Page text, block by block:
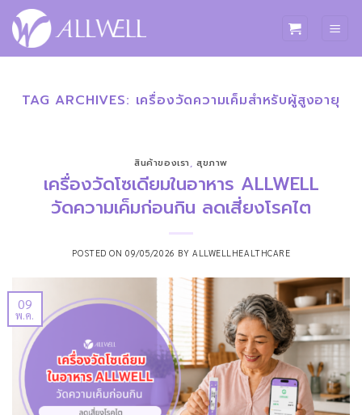
ข้าม
ไป
TAG ARCHIVES: เครื่องวัดความเค็มสำหรับผู้สูงอายุ
สินค้าของเรา, สุขภาพ
เครื่องวัดโซเดียมในอาหาร ALLWELL
วัดความเค็มก่อนกิน ลดเสี่ยงโรคไต
POSTED ON09/05/2026 BY ALLWELLHEALTHCARE
09
พ.ค.